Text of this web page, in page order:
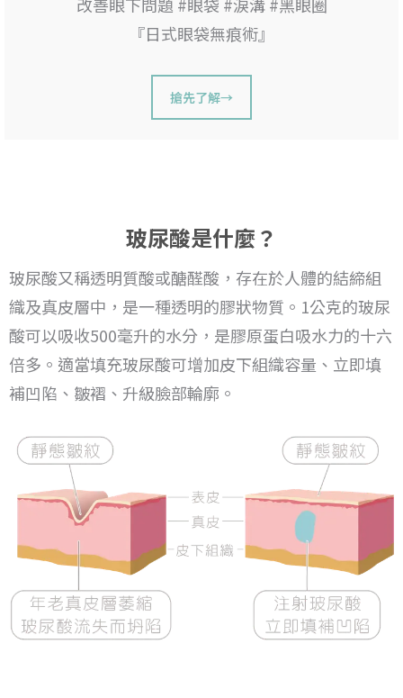
改善眼下問題 #眼袋 #淚溝 #黑眼圈
『日式眼袋無痕術』
搶先了解→
玻尿酸是什麼？
玻尿酸又稱透明質酸或醣醛酸，存在於人體的結締組
織及真皮層中，是一種透明的膠狀物質。 1公克的玻尿
酸可以吸收500毫升的水分，是膠原蛋白吸水力的十六
倍多。 適當填充玻尿酸可增加皮下組織容量、立即填
補凹陷、皺褶、升級臉部輪廓。